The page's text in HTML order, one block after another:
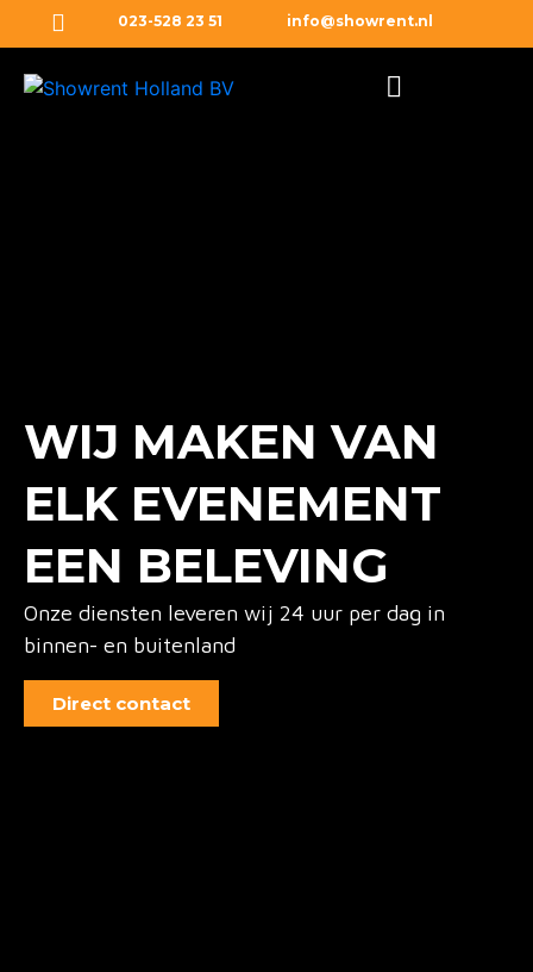
023-528 23 51 info@showrent.nl
WIJ MAKEN VAN
ELK EVENEMENT
EEN BELEVING
Onze diensten leveren wij 24 uur per dag in
binnen- en buitenland
Direct contact